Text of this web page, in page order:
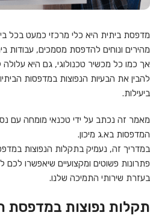
מדפסת ביתית היא כלי מרכזי כמעט בכל
מהירים ונוחים להדפסת מסמכים, עבודות
אך כמו כל מכשיר טכנולוגי, גם היא
להבין את הבעיות הנפוצות במדפסות
ביעילות.
המדפסות בא.ג מיכון.
במדריך זה, נעמיק בתקלות הנפוצות
פתרונות פשוטים ומקצועיים שיאפשרו לכם
בעזרת שירותי התמיכה שלנו.
תקלות נפוצות במדפסת